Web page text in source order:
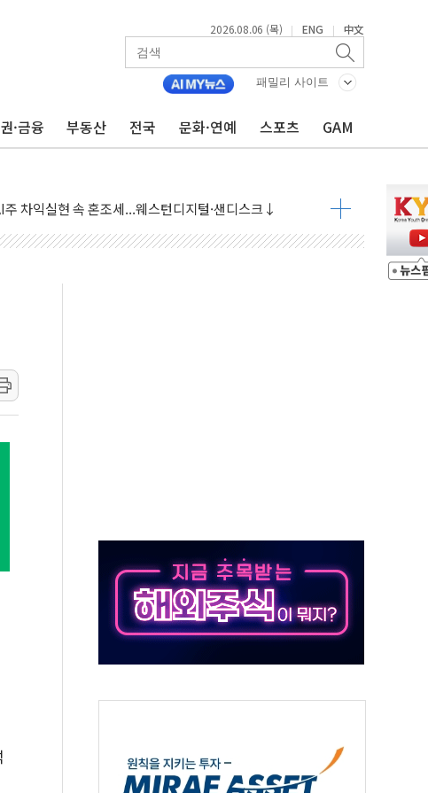
2026.08.06 (목) | ENG | 中文
패밀리 사이트
·금융 부동산 전국 문화·연예 스포츠 GAM
·아이온큐·도어대시↑ VS 샌디스크·피그마·앱러빈↓
급 반대…상법·자본시장법 개정 논의"
사에 긴급 안보 점검회의
·호르무즈 재개방 기대에 강세
간인 '사파리' 공격… 시민들 공포감 극대화 전략
임시 주총 기대감에 홀로 상한가…마진 잔액은 사상 최고
상…대응 1단계 진압 중
봐야, 경쟁상대 中과 비교해야"
께하는 '선봉'의 대민 봉사
도미사일 1발 발사… 올해 10번째·42일 만 도발
에 새 안보 위기… 반군·마약카르텔이 습득해 전투 활용
어선 구조
무해한 표면 부식 물질"
환·가축 피해 최소화 '총력 대응'
유입에도 박스권…美 암호화폐 법안 처리 여부도 변수